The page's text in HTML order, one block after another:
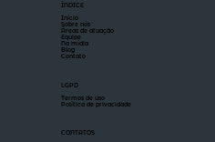
para Sua Empresa
ÍNDICE
Início
Sobre nós
Áreas de atuação
Equipe
Na mídia
Blog
Contato
LGPD
Termos de uso
Política de privacidade
CONTATOS